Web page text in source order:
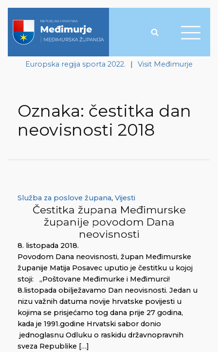
Europska regija sporta 2022. | Visit Međimurje
Oznaka: čestitka dan
neovisnosti 2018
Služba za poslove župana, Vijesti
Čestitka župana Međimurske
županije povodom Dana
neovisnosti
8. listopada 2018.
Povodom Dana neovisnosti, župan Međimurske
županije Matija Posavec uputio je čestitku u kojoj
stoji: „Poštovane Međimurke i Međimurci!
8.listopada obilježavamo Dan neovisnosti. Jedan u
nizu važnih datuma novije hrvatske povijesti u
kojima se prisjećamo tog dana prije 27 godina,
kada je 1991.godine Hrvatski sabor donio
jednoglasnu Odluku o raskidu državnopravnih
sveza Republike […]